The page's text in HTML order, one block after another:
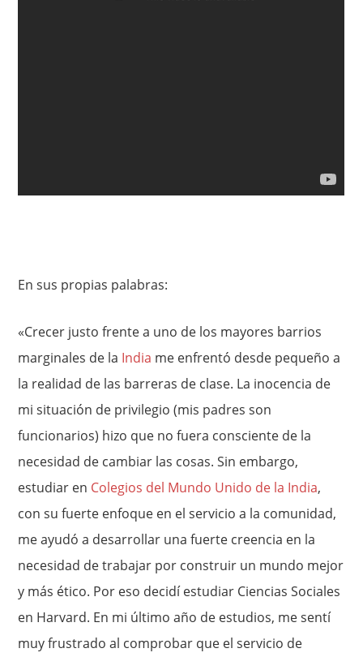
En sus propias palabras:
«Crecer justo frente a uno de los mayores barrios
marginales de la India me enfrentó desde pequeño a
la realidad de las barreras de clase. La inocencia de
mi situación de privilegio (mis padres son
funcionarios) hizo que no fuera consciente de la
necesidad de cambiar las cosas. Sin embargo,
estudiar en Colegios del Mundo Unido de la India,
con su fuerte enfoque en el servicio a la comunidad,
me ayudó a desarrollar una fuerte creencia en la
necesidad de trabajar por construir un mundo mejor
y más ético. Por eso decidí estudiar Ciencias Sociales
en Harvard. En mi último año de estudios, me sentí
muy frustrado al comprobar que el servicio de